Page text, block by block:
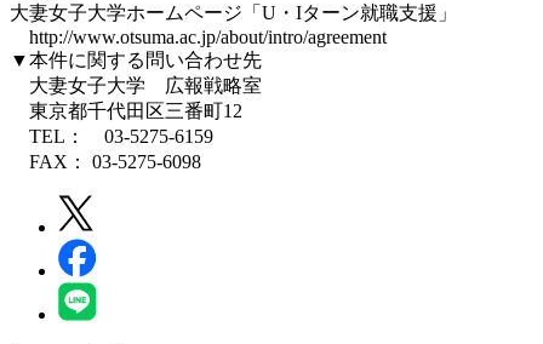
大妻女子大学ホームページ「U・Iターン就職支援」
http://www.otsuma.ac.jp/about/intro/agreement
▼本件に関する問い合わせ先
大妻女子大学 広報戦略室
東京都千代田区三番町12
TEL： 03-5275-6159
FAX： 03-5275-6098